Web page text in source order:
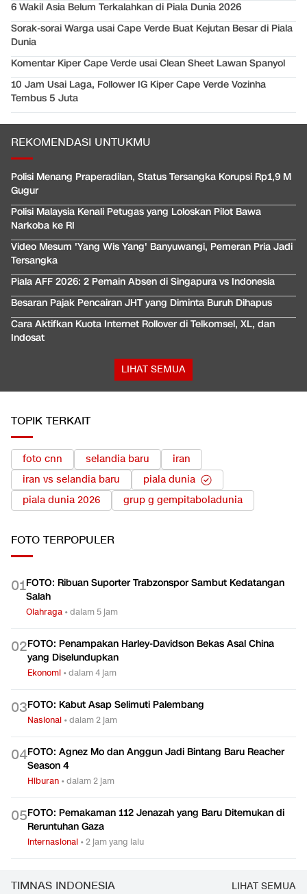
6 Wakil Asia Belum Terkalahkan di Piala Dunia 2026
Sorak-sorai Warga usai Cape Verde Buat Kejutan Besar di Piala
Dunia
Komentar Kiper Cape Verde usai Clean Sheet Lawan Spanyol
10 Jam Usai Laga, Follower IG Kiper Cape Verde Vozinha
Tembus 5 Juta
REKOMENDASI UNTUKMU
Polisi Menang Praperadilan, Status Tersangka Korupsi Rp1,9 M
Gugur
Polisi Malaysia Kenali Petugas yang Loloskan Pilot Bawa
Narkoba ke RI
Video Mesum 'Yang Wis Yang' Banyuwangi, Pemeran Pria Jadi
Tersangka
Piala AFF 2026: 2 Pemain Absen di Singapura vs Indonesia
Besaran Pajak Pencairan JHT yang Diminta Buruh Dihapus
Cara Aktifkan Kuota Internet Rollover di Telkomsel, XL, dan
Indosat
LIHAT SEMUA
TOPIK TERKAIT
foto cnn selandia baru
iran
iran vs selandia baru
piala dunia
piala dunia 2026
grup g gempitaboladunia
FOTO TERPOPULER
01FOTO: Ribuan Suporter Trabzonspor Sambut Kedatangan
Salah
Olahraga •dalam 5 jam
02FOTO: Penampakan Harley-Davidson Bekas Asal China
yang Diselundupkan
Ekonomi •dalam 4 jam
03FOTO: Kabut Asap Selimuti Palembang
Nasional •dalam 2 jam
04FOTO: Agnez Mo dan Anggun Jadi Bintang Baru Reacher
Season 4
Hiburan •dalam 2 jam
05FOTO: Pemakaman 112 Jenazah yang Baru Ditemukan di
Reruntuhan Gaza
Internasional •2 jam yang lalu
TIMNAS INDONESIA LIHAT SEMUA